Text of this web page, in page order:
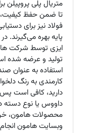
متریال پلی
تا ضمن حفظ کیفیت،
فولاد نیز برای
پایه بهره می‌گیرند.
ایزی توسط شرکت
تولید و عرضه شده
استفاده به عنوان
کارمندی به رنگ
دارید، کافی است پس
داووس یا نوع دسته
محصولات هامون،
وبسایت هامون